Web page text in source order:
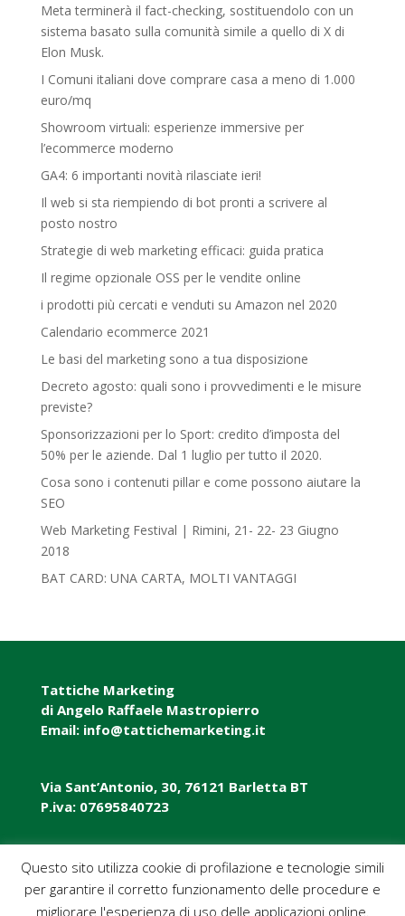
Meta terminerà il fact-checking, sostituendolo con un
sistema basato sulla comunità simile a quello di X di
Elon Musk.
I Comuni italiani dove comprare casa a meno di 1.000
euro/mq
Showroom virtuali: esperienze immersive per
l’ecommerce moderno
GA4: 6 importanti novità rilasciate ieri!
Il web si sta riempiendo di bot pronti a scrivere al
posto nostro
Strategie di web marketing efficaci: guida pratica
Il regime opzionale OSS per le vendite online
i prodotti più cercati e venduti su Amazon nel 2020
Calendario ecommerce 2021
Le basi del marketing sono a tua disposizione
Decreto agosto: quali sono i provvedimenti e le misure
previste?
Sponsorizzazioni per lo Sport: credito d’imposta del
50% per le aziende. Dal 1 luglio per tutto il 2020.
Cosa sono i contenuti pillar e come possono aiutare la
SEO
Web Marketing Festival | Rimini, 21- 22- 23 Giugno
2018‎
BAT CARD: UNA CARTA, MOLTI VANTAGGI
Tattiche Marketing
di Angelo Raffaele Mastropierro
Email: info@tattichemarketing.it
Via Sant’Antonio, 30, 76121 Barletta BT
P.iva: 07695840723
P.iva: 07695840723
Pec: tattichemarketing@pec.it
Questo sito utilizza cookie di profilazione e tecnologie simili
per garantire il corretto funzionamento delle procedure e
migliorare l'esperienza di uso delle applicazioni online.